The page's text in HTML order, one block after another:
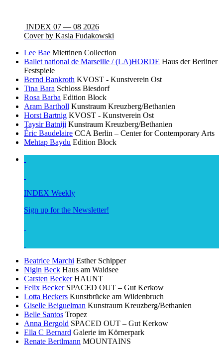
INDEX 07 — 08 2026
Cover by Kasia Fudakowski
Lee Bae Miettinen Collection
Ballet national de Marseille / (LA)HORDE Haus der Berliner
Festspiele
Bernd Bankroth KVOST - Kunstverein Ost
Tina Bara Schloss Biesdorf
Rosa Barba Edition Block
Aram Bartholl Kunstraum Kreuzberg/Bethanien
Horst Bartnig KVOST - Kunstverein Ost
Taysir Batniji Kunstraum Kreuzberg/Bethanien
Éric Baudelaire CCA Berlin – Center for Contemporary Arts
Mehtap Baydu Edition Block
INDEX Weekly
Sign up for the Newsletter!
Beatrice Marchi Esther Schipper
Nigin Beck Haus am Waldsee
Carsten Becker HAUNT
Felix Becker SPACED OUT – Gut Kerkow
Lotta Beckers Kunstbrücke am Wildenbruch
Giselle Beiguelman Kunstraum Kreuzberg/Bethanien
Belle Santos Tropez
Anna Bergold SPACED OUT – Gut Kerkow
Ella C Bernard Galerie im Körnerpark
Renate Bertlmann MOUNTAINS